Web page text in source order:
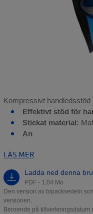
Kompressivt handledsstöd
Effektivt stöd för
Stickat material:
An
LÄS MER
Ladda ned denna
PDF - 1.04 Mo
Den version av bipacksedeln
versionen.
Beroende på